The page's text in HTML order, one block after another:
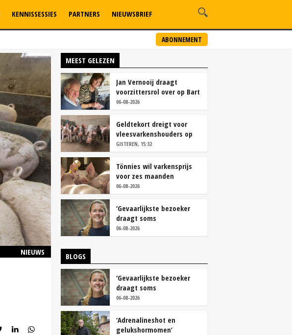
ABONNEMENT
KENNISSESSIES PARTNERS NIEUWSBRIEF
NIEUWS
MEEST GELEZEN
Jan Vernooij draagt
voorzittersrol over op Bart
Camps
06-08-2026
Geldtekort dreigt voor
vleesvarkenshouders op
vrije markt
GISTEREN, 15:32
Tönnies wil varkensprijs
voor zes maanden
vastleggen
06-08-2026
‘Gevaarlijkste bezoeker
draagt soms
overschoenen’
06-08-2026
BLOGS
‘Gevaarlijkste bezoeker
draagt soms
overschoenen’
06-08-2026
‘Adrenalineshot en
gelukshormomen’